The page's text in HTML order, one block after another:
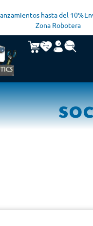
hasta del 10%
Zona Robotera